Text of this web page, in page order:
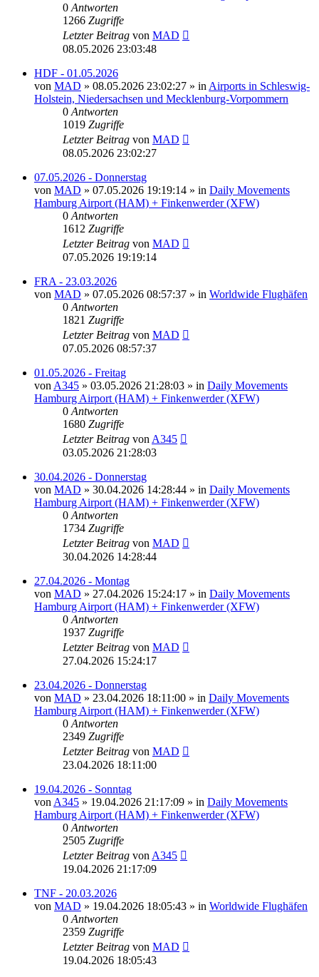
0 Antworten
1266 Zugriffe
Letzter Beitrag von MAD
08.05.2026 23:03:48
HDF - 01.05.2026
von MAD » 08.05.2026 23:02:27 » in Airports in Schleswig-
Holstein, Niedersachsen und Mecklenburg-Vorpommern
0 Antworten
1019 Zugriffe
Letzter Beitrag von MAD
08.05.2026 23:02:27
07.05.2026 - Donnerstag
von MAD » 07.05.2026 19:19:14 » in Daily Movements
Hamburg Airport (HAM) + Finkenwerder (XFW)
0 Antworten
1612 Zugriffe
Letzter Beitrag von MAD
07.05.2026 19:19:14
FRA - 23.03.2026
von MAD » 07.05.2026 08:57:37 » in Worldwide Flughäfen
0 Antworten
1821 Zugriffe
Letzter Beitrag von MAD
07.05.2026 08:57:37
01.05.2026 - Freitag
von A345 » 03.05.2026 21:28:03 » in Daily Movements
Hamburg Airport (HAM) + Finkenwerder (XFW)
0 Antworten
1680 Zugriffe
Letzter Beitrag von A345
03.05.2026 21:28:03
30.04.2026 - Donnerstag
von MAD » 30.04.2026 14:28:44 » in Daily Movements
Hamburg Airport (HAM) + Finkenwerder (XFW)
0 Antworten
1734 Zugriffe
Letzter Beitrag von MAD
30.04.2026 14:28:44
27.04.2026 - Montag
von MAD » 27.04.2026 15:24:17 » in Daily Movements
Hamburg Airport (HAM) + Finkenwerder (XFW)
0 Antworten
1937 Zugriffe
Letzter Beitrag von MAD
27.04.2026 15:24:17
23.04.2026 - Donnerstag
von MAD » 23.04.2026 18:11:00 » in Daily Movements
Hamburg Airport (HAM) + Finkenwerder (XFW)
0 Antworten
2349 Zugriffe
Letzter Beitrag von MAD
23.04.2026 18:11:00
19.04.2026 - Sonntag
von A345 » 19.04.2026 21:17:09 » in Daily Movements
Hamburg Airport (HAM) + Finkenwerder (XFW)
0 Antworten
2505 Zugriffe
Letzter Beitrag von A345
19.04.2026 21:17:09
TNF - 20.03.2026
von MAD » 19.04.2026 18:05:43 » in Worldwide Flughäfen
0 Antworten
2359 Zugriffe
Letzter Beitrag von MAD
19.04.2026 18:05:43